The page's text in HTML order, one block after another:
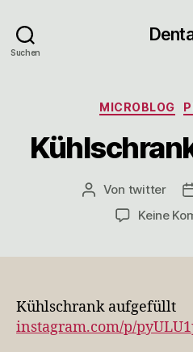
Suchen
MICROBLOG
Beitragsautor
Von twitter
Keine
Kühlschrank aufgefüllt
instagram.com/p/